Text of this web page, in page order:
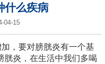
什么疾病
04-15
，要对膀胱炎有一个基
胱炎，在生活中我们多喝